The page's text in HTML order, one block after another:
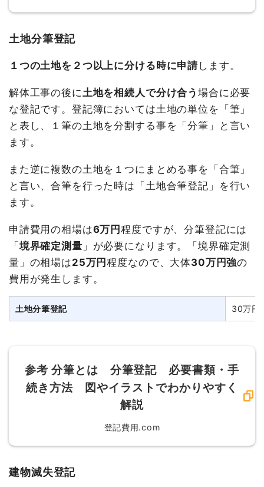
土地分筆登記
１つの土地を２つ以上に分ける時に申請 します。
解体工事の後に 土地を相続人で分け合う場合に必要
な登記です。登記簿においては土地の単位を「筆」
と表し、１筆の土地を分割する事を「分筆」と言い
ます。
また逆に複数の土地を１つにまとめる事を「合筆」
と言い、合筆を行った時は「土地合筆登記」を行い
ます。
申請費用の相場は6万円程度ですが、分筆登記には
「境界確定測量 」が必要になります。「境界確定測
量」の相場は25万円程度なので、大体30万円強の
費用が発生します。
土地分筆登記 30万円
参考 分筆とは 分筆登記 必要書類・手
続き方法 図やイラストでわかりやすく
解説
登記費用.com
建物滅失登記